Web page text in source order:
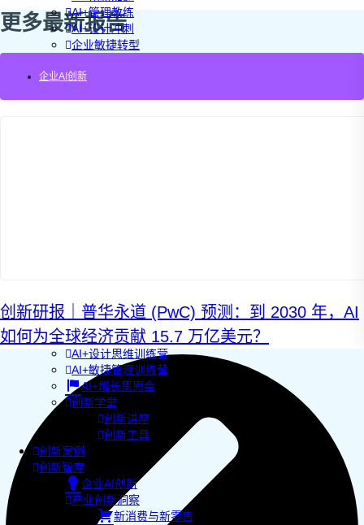
AI+管理教练
AI+设计冲刺
企业敏捷转型
AI+品牌增长工作坊
AI+销售增长工作坊
AI+增长黑客训练营
AI+设计思维训练营
AI+敏捷管理训练营
AI+增长集思会
创新学堂
创新讲座
创新工具
创新案例
创新智库
企业AI创新
产业创新洞察
新消费与新零售
更多最新报告
企业AI创新
创新研报｜普华永道 (PwC) 预测：到 2030 年，AI
如何为全球经济贡献 15.7 万亿美元？